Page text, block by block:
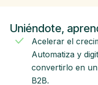
Uniéndote,
Acelerar el
Automatiza y
convertirlo en
B2B.